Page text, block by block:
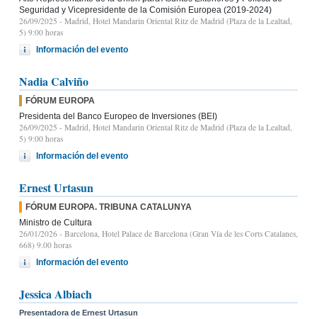
Seguridad y Vicepresidente de la Comisión Europea (2019-2024)
26/09/2025 - Madrid, Hotel Mandarin Oriental Ritz de Madrid (Plaza de la Lealtad,
5) 9:00 horas
Información del evento
Nadia Calviño
FÓRUM EUROPA
Presidenta del Banco Europeo de Inversiones (BEI)
26/09/2025 - Madrid, Hotel Mandarin Oriental Ritz de Madrid (Plaza de la Lealtad,
5) 9:00 horas
Información del evento
Ernest Urtasun
FÓRUM EUROPA. TRIBUNA CATALUNYA
Ministro de Cultura
26/01/2026 - Barcelona, Hotel Palace de Barcelona (Gran Vía de les Corts Catalanes,
668) 9.00 horas
Información del evento
Jessica Albiach
Presentadora de Ernest Urtasun